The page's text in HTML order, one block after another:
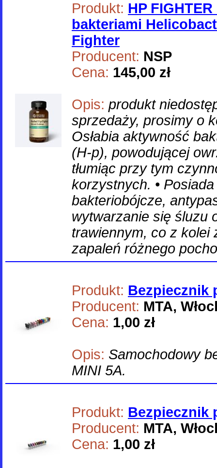
Produkt: HP
bakteriami
Fighter
Producent: NSP
Cena: 145,00 zł
Opis: produkt
sprzedaży, prosimy o
Osłabia aktywność
(H-p), powodującej
tłumiąc przy tym
korzystnych. • Posiada
bakteriobójcze,
wytwarzanie się śluzu
trawiennym, co z kolei
zapaleń różnego
Produkt: Bezpiecznik
Producent: MTA,
Cena: 1,00 zł
Opis: Samochodowy
MINI 5A.
Produkt: Bezpiecznik
Producent: MTA,
Cena: 1,00 zł